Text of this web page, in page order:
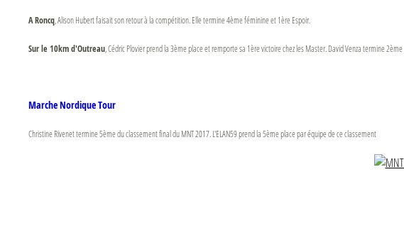
A Roncq , Alison Hubert faisait son retour à la compétition. Elle termine 4ème féminine et 1ère Espoir.
Sur le 10km d'Outreau , Cédric Plovier prend la 3ème place et remporte sa 1ère victoire chez les Master. David Venza termine
Marche Nordique Tour
Christine Rivenet termine 5ème du classement final du MNT 2017. L'ELAN59 prend la 5ème place par équipe de ce classement